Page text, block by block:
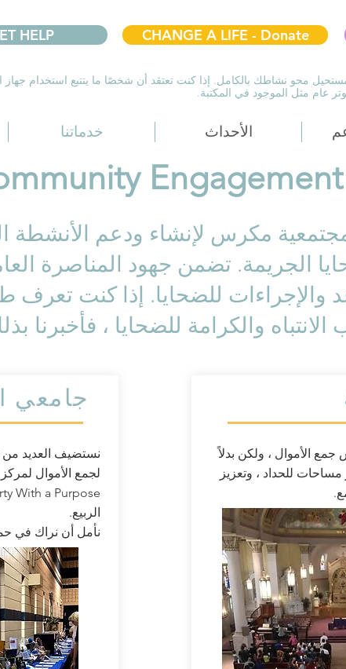
HELP CHANGE A LIFE - Donate
محو نشاطك بالكامل. إذا كنت تعتقد أن شخصًا ما يتتبع استخدام جهاز
عام مثل الموجود في المكتبة.
خدماتنا الأحداث
Engagement
مكرس لإنشاء ودعم الأنشطة
الجريمة. تضمن جهود المناصرة
والإجراءات للضحايا. إذا كنت تعرف
والكرامة للضحايا ، فأخبرنا
جامعي
نستضيف العديد من
لجمع الأموال
الربيع.
نأمل أن نراك في
الأموال ، ولكن بدلاً
للحداد ، وتعزيز